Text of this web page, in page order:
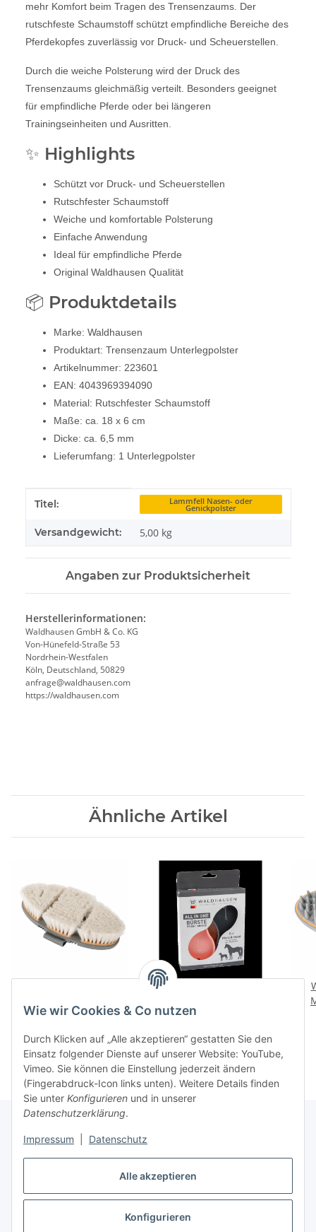
Alle akzeptieren
Konfigurieren
Wie wir Cookies & Co nutzen
Durch Klicken auf „Alle akzeptieren“ gestatten Sie den
Einsatz folgender Dienste auf unserer Website: YouTube,
Vimeo. Sie können die Einstellung jederzeit ändern
(Fingerabdruck-Icon links unten). Weitere Details finden
Sie unter Konfigurieren und in unserer
Datenschutzerklärung.
Impressum Datenschutz
mehr Komfort beim Tragen des Trensenzaums. Der
rutschfeste Schaumstoff schützt empfindliche Bereiche des
Pferdekopfes zuverlässig vor Druck- und Scheuerstellen.
Durch die weiche Polsterung wird der Druck des
Trensenzaums gleichmäßig verteilt. Besonders geeignet
für empfindliche Pferde oder bei längeren
Trainingseinheiten und Ausritten.
✨ Highlights
Schützt vor Druck- und Scheuerstellen
Rutschfester Schaumstoff
Weiche und komfortable Polsterung
Einfache Anwendung
Ideal für empfindliche Pferde
Original Waldhausen Qualität
📦 Produktdetails
Marke: Waldhausen
Produktart: Trensenzaum Unterlegpolster
Artikelnummer: 223601
EAN: 4043969394090
Material: Rutschfester Schaumstoff
Maße: ca. 18 x 6 cm
Dicke: ca. 6,5 mm
Lieferumfang: 1 Unterlegpolster
Produkteigenschaft
Wert
Titel: Lammfell Nasen- oder
Genickpolster
Versandgewicht: 5,00 kg
Angaben zur Produktsicherheit
Herstellerinformationen:
Waldhausen GmbH & Co. KG
Von-Hünefeld-Straße 53
Nordrhein-Westfalen
Köln, Deutschland, 50829
anfrage@waldhausen.com
https://waldhausen.com
Ähnliche Artikel
17,95 €*
Waldhausen Bürste „All-
9,95 €
Gesetzliche Informationen